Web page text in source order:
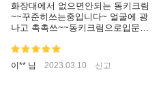
화장대에서 없으면안되는 동키크림
~~꾸준히쓰는중입니다~ 얼굴에 광
나고 촉촉쓰~~동키크림으로입문해
이** 님 2023.03.10 신고